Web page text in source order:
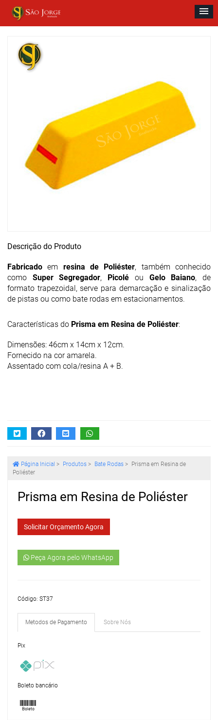
Descrição do Produto
Fabricado em resina de Poliéster, também conhecido
como Super Segregador, Picolé ou Gelo Baiano, de
formato trapezoidal, serve para demarcação e sinalização
de pistas ou como bate rodas em estacionamentos.
Características do Prisma em Resina de Poliéster:
Dimensões: 46cm x 14cm x 12cm.
Fornecido na cor amarela.
Assentado com cola/resina A + B.
Página Inicial > Produtos > Bate Rodas > Prisma em Resina de
Poliéster
Prisma em Resina de Poliéster
Solicitar Orçamento Agora
Peça Agora pelo WhatsApp
Código: ST37
Metodos de Pagamento Sobre Nós
Pix
Boleto bancário